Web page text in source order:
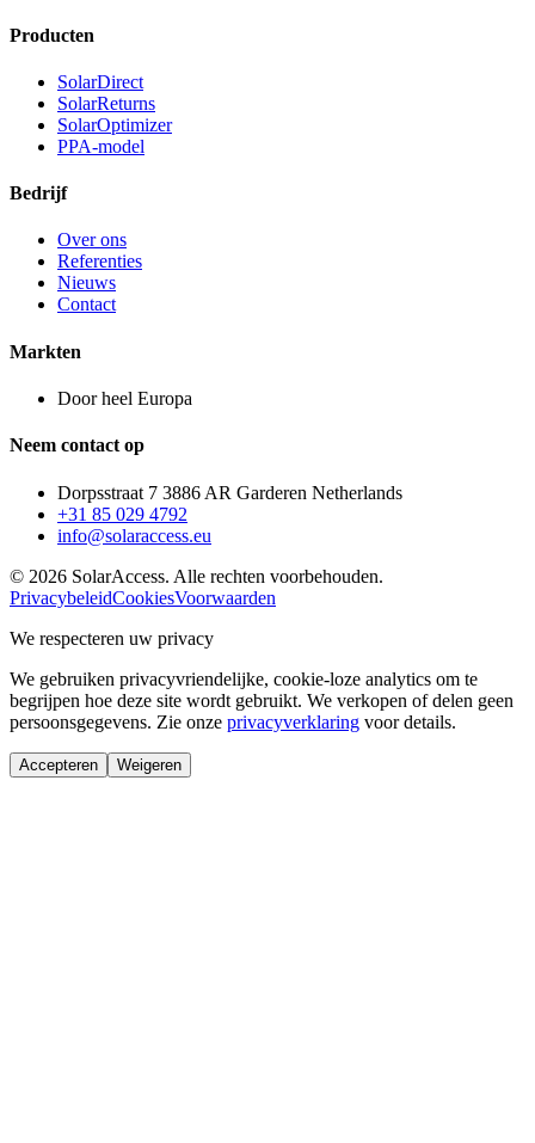
Producten
SolarDirect
SolarReturns
SolarOptimizer
PPA-model
Bedrijf
Over ons
Referenties
Nieuws
Contact
Markten
Door heel Europa
Neem contact op
Dorpsstraat 7 3886 AR Garderen Netherlands
+31 85 029 4792
info@solaraccess.eu
© 2026 SolarAccess. Alle rechten voorbehouden.
PrivacybeleidCookiesVoorwaarden
We respecteren uw privacy
We gebruiken privacyvriendelijke, cookie-loze analytics om te
begrijpen hoe deze site wordt gebruikt. We verkopen of delen geen
persoonsgegevens. Zie onze privacyverklaring voor details.
Accepteren Weigeren